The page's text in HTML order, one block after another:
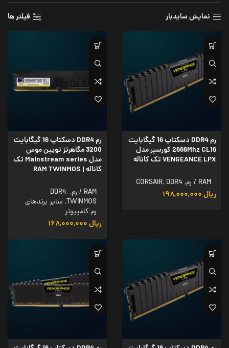
نمایش سایدبار فیلتر ها
رم DDR4 دسکتاپ 16 گیگابایت
2666Mhz CL16 کورسیر مدل
VENGEANCE LPX تک کاناله
RAM / رم ,
CORSAIR, DDR4
ریال
رم DDR4 دسکتاپ 16 گیگابایت
3200 مگاهرتز تویین موس
مدل Mainstream series تک
کاناله | RAM TWINMOS
RAM / رم ,
DDR4,
TWINMOS
, سایر برندهای
رم کامپیوتر
ریال